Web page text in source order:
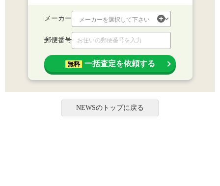
メーカー
郵便番号
無料 一括査定を依頼する
NEWSのトップに戻る